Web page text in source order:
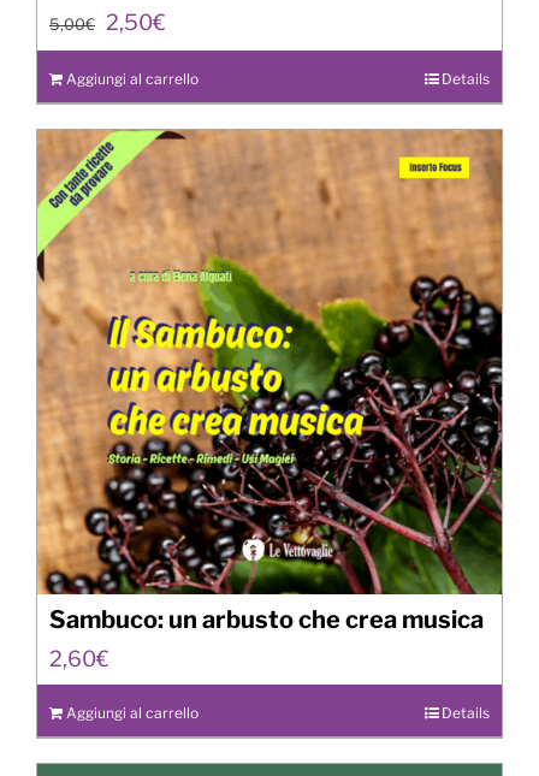
5,00€
Il
prezzo
originale
era:
5,00€.
2,50€
prezzo
attuale
è:
2,50€.
Aggiungi al carrello Details
Sambuco: un arbusto che crea musica
2,60€
Aggiungi al carrello Details